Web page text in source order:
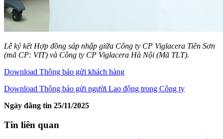
Lễ ký kết Hợp đồng sáp nhập giữa Công ty CP Viglacera Tiên Sơn
(mã CP: VIT) và Công ty CP Viglacera Hà Nội (Mã TLT).
Download Thông báo gửi khách hàng
Download Thông báo gửi người Lao động trong Công ty
Ngày đăng tin 25/11/2025
Tin liên quan